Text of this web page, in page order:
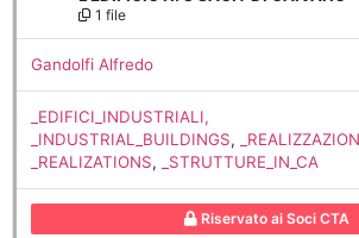
1 file
Gandolfi Alfredo
_EDIFICI_INDUSTRIALI,
_INDUSTRIAL_BUILDINGS,
_REALIZATIONS, _STRUTTURE_IN_CA
Riservato ai Soci CTA